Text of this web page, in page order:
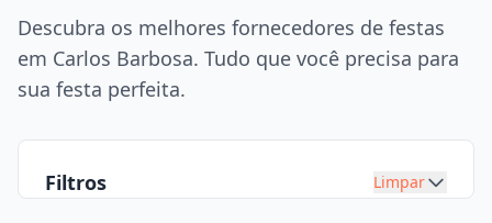
Pegue e Monte
Festa na mesa
Mesas e cadeiras
Buffet
DJ
Descubra os melhores fornecedores de festas
em Carlos Barbosa. Tudo que você precisa para
sua festa perfeita.
Filtros Limpar